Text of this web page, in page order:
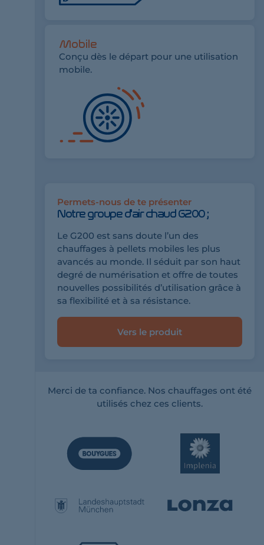
Mobile
Conçu dès le départ pour une utilisation
mobile.
Permets-nous de te présenter
Notre groupe d'air chaud G200 ;
Le G200 est sans doute l’un des
chauffages à pellets mobiles les plus
avancés au monde. Il séduit par son haut
degré de numérisation et offre de toutes
nouvelles possibilités d’utilisation grâce à
sa flexibilité et à sa résistance.
Vers le produit
Merci de ta confiance. Nos chauffages ont été
utilisés chez ces clients.